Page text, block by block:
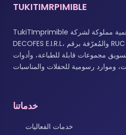
TUKITIMRPIMIBLE
TukiTImprimible هي علامة تجارية رقمية مملوكة لشركة
DECOFES E.I.R.L، والمُعرّفة برقم RUC 20608890182. نحن
مجموعات قابلة للطباعة، وأدوات
خدماتنا
خدمات الفعاليات